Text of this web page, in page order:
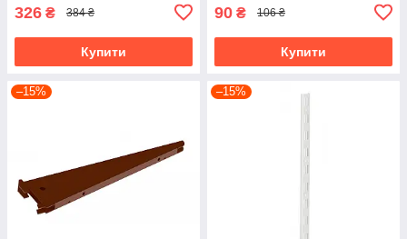
326 ₴ 384 ₴
Купити
90 ₴ 106 ₴
Купити
–15% –15%